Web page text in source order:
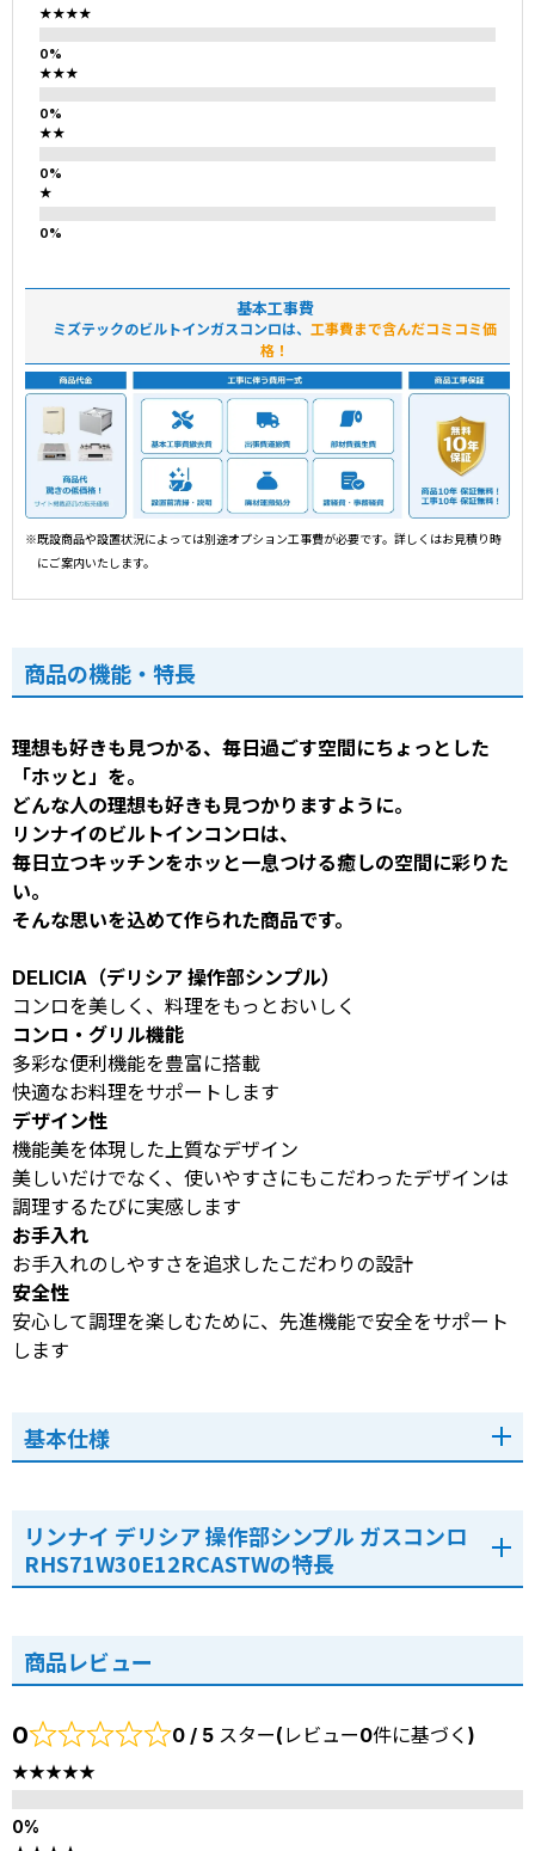
★★★★
★★★
★★
★
基本工事費
ミズテックのビルトインガスコンロは、 工事費まで含んだコミコミ価
格！
※既設商品や設置状況によっては別途オプション工事費が必要です。詳しくはお見積り時
にご案内いたします。
商品の機能・特長
理想も好きも見つかる、毎日過ごす空間にちょっとした
「ホッと」を。
どんな人の理想も好きも見つかりますように。
リンナイのビルトインコンロは、
毎日立つキッチンをホッと一息つける癒しの空間に彩りた
い。
そんな思いを込めて作られた商品です。
DELICIA（デリシア 操作部シンプル）
コンロを美しく、料理をもっとおいしく
コンロ・グリル機能
多彩な便利機能を豊富に搭載
快適なお料理をサポートします
デザイン性
機能美を体現した上質なデザイン
美しいだけでなく、使いやすさにもこだわったデザインは
調理するたびに実感します
お手入れ
お手入れのしやすさを追求したこだわりの設計
安全性
安心して調理を楽しむために、先進機能で安全をサポート
します
基本仕様
リンナイ デリシア 操作部シンプル ガスコンロ
RHS71W30E12RCASTWの特長
商品レビュー
0 0 / 5 スター(レビュー0件に基づく)
★★★★★